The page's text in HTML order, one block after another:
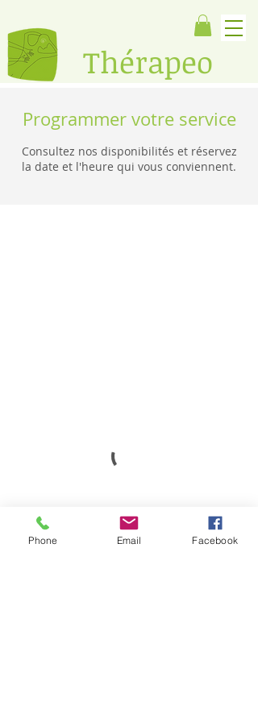
​Thérapeo
Programmer votre service
Consultez nos disponibilités et réservez
la date et l'heure qui vous conviennent.
Phone Email Facebook